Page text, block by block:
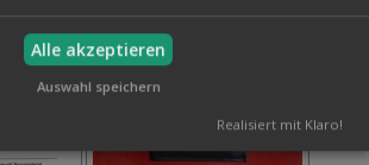
Alle akzeptieren
Auswahl speichern
Realisiert mit Klaro!